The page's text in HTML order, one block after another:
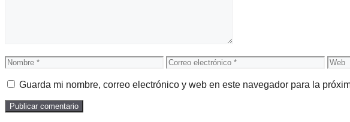
Nombre
Correo
electrónico
Web
Guarda mi nombre, correo electrónico y web en este navegador para la